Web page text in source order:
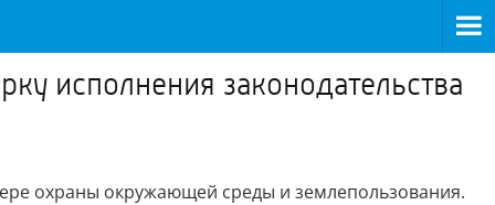
исполнения законодательства
охраны окружающей среды и землепользования.